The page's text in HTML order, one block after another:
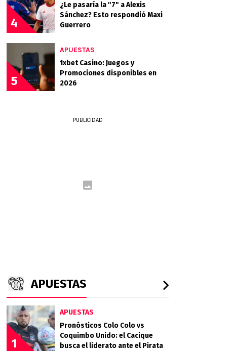
4
¿Le pasaría la "7" a Alexis
Sánchez? Esto respondió Maxi
Guerrero
5
APUESTAS
1xbet Casino: Juegos y
Promociones disponibles en
2026
PUBLICIDAD
APUESTAS
1
APUESTAS
Pronósticos Colo Colo vs
Coquimbo Unido: el Cacique
busca el liderato ante el Pirata